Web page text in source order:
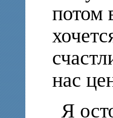
потом
нас
Я